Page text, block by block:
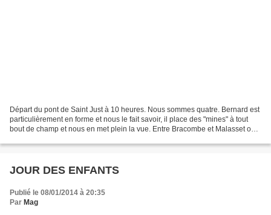
Départ du pont de Saint Just à 10 heures. Nous sommes quatre. Bernard est
particulièrement en forme et nous le fait savoir, il place des "mines" à tout
bout de champ et nous en met plein la vue. Entre Bracombe et Malasset on
JOUR DES ENFANTS
Publié le 08/01/2014 à 20:35
Par Mag